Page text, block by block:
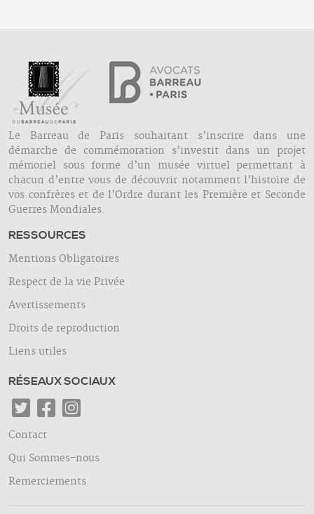
Le Barreau de Paris souhaitant s’inscrire dans une
démarche de commémoration s’investit dans un projet
mémoriel sous forme d’un musée virtuel permettant à
chacun d’entre vous de découvrir notamment l’histoire de
vos confrères et de l’Ordre durant les Première et Seconde
Guerres Mondiales.
RESSOURCES
Mentions Obligatoires
Respect de la vie Privée
Avertissements
Droits de reproduction
Liens utiles
RÉSEAUX SOCIAUX
Contact
Qui Sommes-nous
Remerciements